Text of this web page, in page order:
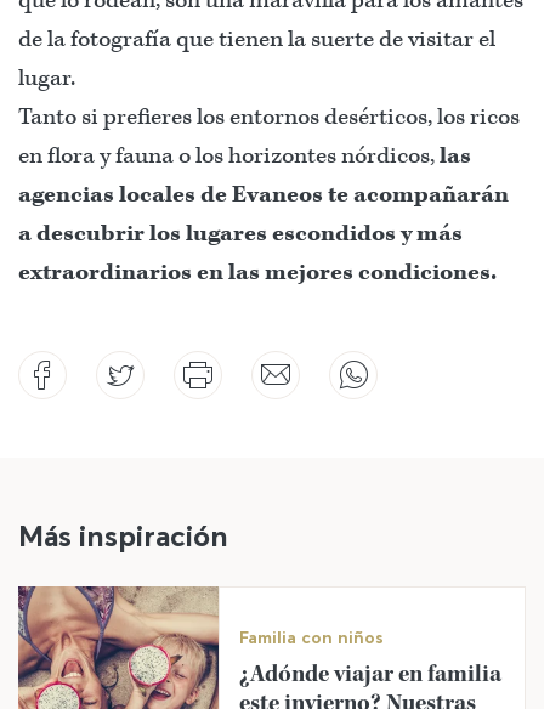
de la fotografía que tienen la suerte de visitar el
lugar.
Tanto si prefieres los entornos desérticos, los ricos
en flora y fauna o los horizontes nórdicos,las
agencias locales de Evaneos te acompañarán
a descubrir los lugares escondidos y más
extraordinarios en las mejores condiciones.
Más inspiración
Familia con niños
¿Adónde viajar en familia
este invierno? Nuestras